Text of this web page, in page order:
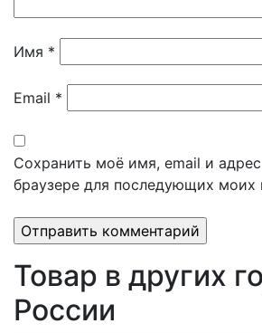
Имя *
Email *
Сохранить моё имя, email и
браузере для последующих моих
Товар в других
России